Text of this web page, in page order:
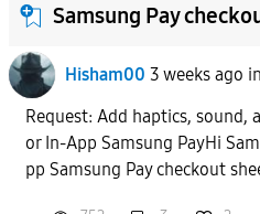
Samsung Pay
Hisham00 3 weeks ago in
Request: Add haptics,
or In-App Samsung PayHi
pp Samsung Pay checkout